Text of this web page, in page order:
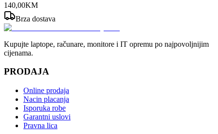
140,00KM
Brza dostava
Kupujte laptope, računare, monitore i IT opremu po najpovoljnijim
cijenama.
PRODAJA
Online prodaja
Nacin placanja
Isporuka robe
Garantni uslovi
Pravna lica